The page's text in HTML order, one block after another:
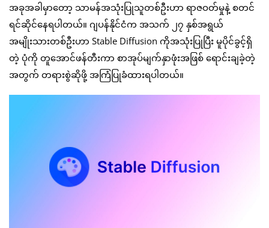
အခုအခါမှာတော့ သာမန်အသုံးပြုသူတစ်ဦးဟာ ရာဇဝတ်မှုနဲ့ စတင်
ရင်ဆိုင်နေရပါတယ်။ ဂျပန်နိုင်ငံက အသက် ၂၇ နှစ်အရွယ်
အမျိုးသားတစ်ဦးဟာ Stable Diffusion ကိုအသုံးပြုပြီး မူပိုင်ခွင့်ရှိ
တဲ့ ပုံကို တူအောင်ဖန်တီးကာ စာအုပ်မျက်နှာဖုံးအဖြစ် ရောင်းချခဲ့တဲ့
အတွက် တရားစွဲဆိုဖို့ အကြံပြုခံထားရပါတယ်။